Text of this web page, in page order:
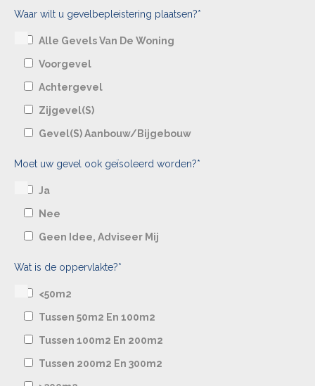
Waar wilt u gevelbepleistering plaatsen?*
Alle Gevels Van De Woning
Voorgevel
Achtergevel
Zijgevel(s)
Gevel(s) Aanbouw/bijgebouw
Moet uw gevel ook geïsoleerd worden?*
Ja
Nee
Geen Idee, Adviseer Mij
Wat is de oppervlakte?*
<50m2
Tussen 50m2 En 100m2
Tussen 100m2 En 200m2
Tussen 200m2 En 300m2